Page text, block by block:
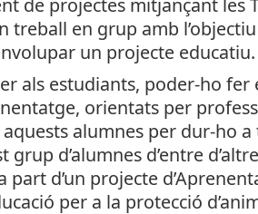
treball en grup amb
un projecte educatiu.
als estudiants, poder-ho fer
orientats per
alumnes per dur-ho
d’alumnes d’entre
part d’un projecte
per a la protecció